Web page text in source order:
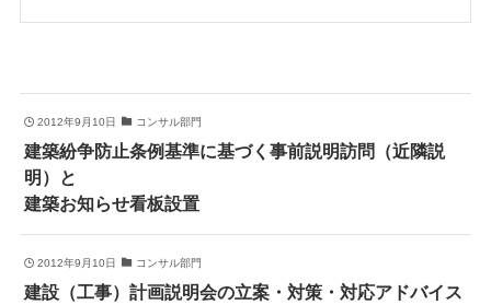
2012年9月10日 コンサル部門
建築紛争防止条例基準に基づく事前説明訪問（近隣説
明）と
建築お知らせ看板設置
2012年9月10日 コンサル部門
建設（工事）計画説明会の立案・対策・対応アドバイス